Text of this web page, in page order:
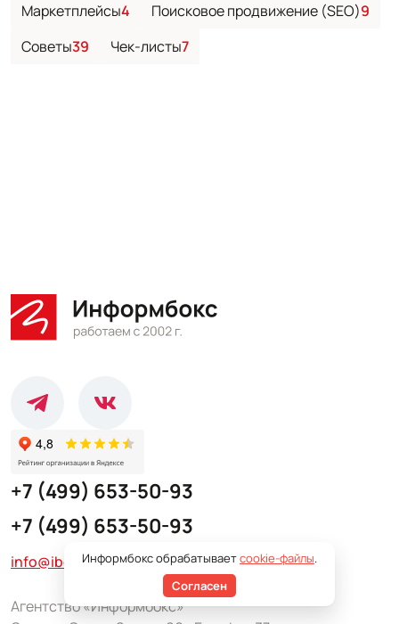
Маркетплейсы4 Поисковое продвижение (SEO)9
Советы39 Чек-листы7
Агентство «Информбокс»
+7 (499) 653-50-93
+7 (499) 653-50-93
info@iboxmail.ruИнформбокс обрабатываетcookie-файлы.
Согласен